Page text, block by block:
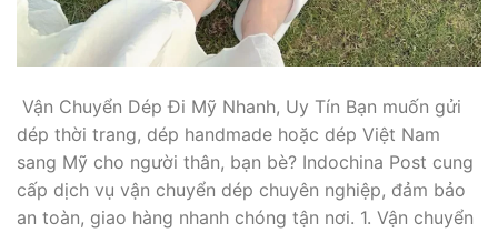
Vận Chuyển Dép Đi Mỹ Nhanh, Uy Tín Bạn muốn gửi
dép thời trang, dép handmade hoặc dép Việt Nam
sang Mỹ cho người thân, bạn bè? Indochina Post cung
cấp dịch vụ vận chuyển dép chuyên nghiệp, đảm bảo
an toàn, giao hàng nhanh chóng tận nơi. 1. Vận chuyển